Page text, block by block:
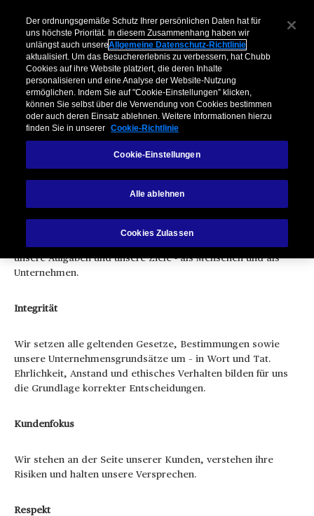
Unsere Werte
Integrität, Kundenfokus, Respekt, Leistung, Teamwork
unsere Aufgaben und unsere Ziele - als Menschen und als
Unternehmen.
Integrität
Wir setzen alle geltenden Gesetze, Bestimmungen sowie
unsere Unternehmensgrundsätze um – in Wort und Tat.
Ehrlichkeit, Anstand und ethisches Verhalten bilden für uns
die Grundlage korrekter Entscheidungen.
Kundenfokus
Wir stehen an der Seite unserer Kunden, verstehen ihre
Risiken und halten unsere Versprechen.
Respekt
Der ordnungsgemäße Schutz Ihrer persönlichen Daten hat für
uns höchste Priorität. In diesem Zusammenhang haben wir
unlängst auch unsereAllgemeine Datenschutz-Richtlinie
aktualisiert. Um das Besuchererlebnis zu verbessern, hat Chubb
Cookies auf ihre Website platziert, die deren Inhalte
personalisieren und eine Analyse der Website-Nutzung
ermöglichen. Indem Sie auf "Cookie-Einstellungen” klicken,
können Sie selbst über die Verwendung von Cookies bestimmen
oder auch deren Einsatz ablehnen. Weitere Informationen hierzu
finden Sie in unserer Cookie-Richtlinie
Cookie-Einstellungen
Alle ablehnen
Cookies Zulassen